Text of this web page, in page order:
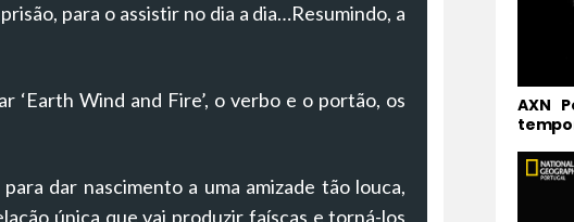
para o assistir no dia a dia…Resumindo, a
‘Earth Wind and Fire’, o verbo e o portão, os
dar nascimento a uma amizade tão louca,
única que vai produzir faíscas e torná-los
AXN